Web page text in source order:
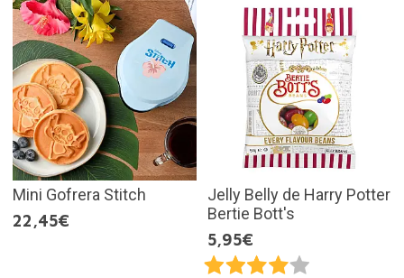
Mini Gofrera Stitch
22,45€
Jelly Belly de Harry Potter
Bertie Bott's
5,95€